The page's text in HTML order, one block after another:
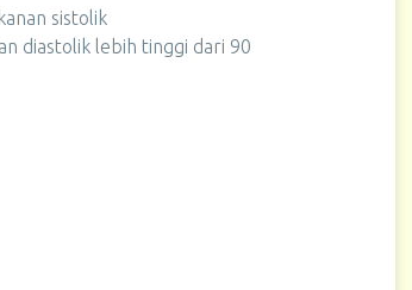
sistolik
diastolik lebih tinggi dari 90